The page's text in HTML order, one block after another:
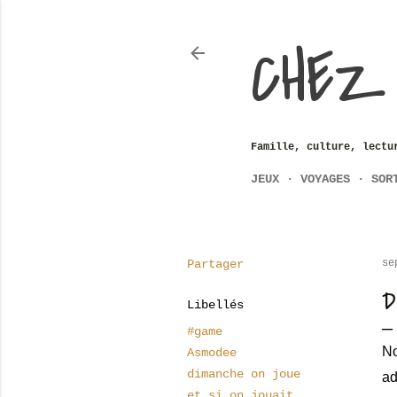
Famille, culture,
JEUX VOYAGES
Partager
Libellés
#game
Asmodee
dimanche on joue